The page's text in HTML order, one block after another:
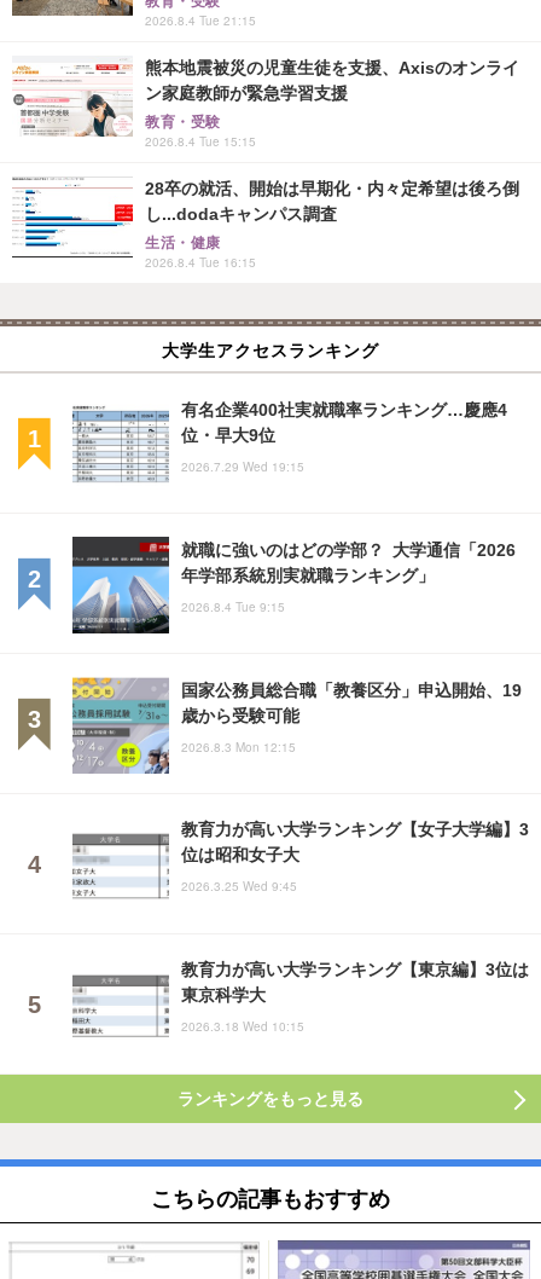
2026.8.4 Tue 21:15
熊本地震被災の児童生徒を支援、Axisのオンライ
ン家庭教師が緊急学習支援
教育・受験
2026.8.4 Tue 15:15
28卒の就活、開始は早期化・内々定希望は後ろ倒
し...dodaキャンパス調査
生活・健康
2026.8.4 Tue 16:15
大学生アクセスランキング
有名企業400社実就職率ランキング…慶應4
位・早大9位
2026.7.29 Wed 19:15
就職に強いのはどの学部？ 大学通信「2026
年学部系統別実就職ランキング」
2026.8.4 Tue 9:15
国家公務員総合職「教養区分」申込開始、19
歳から受験可能
2026.8.3 Mon 12:15
教育力が高い大学ランキング【女子大学編】3
位は昭和女子大
2026.3.25 Wed 9:45
教育力が高い大学ランキング【東京編】3位は
東京科学大
2026.3.18 Wed 10:15
ランキングをもっと見る
こちらの記事もおすすめ